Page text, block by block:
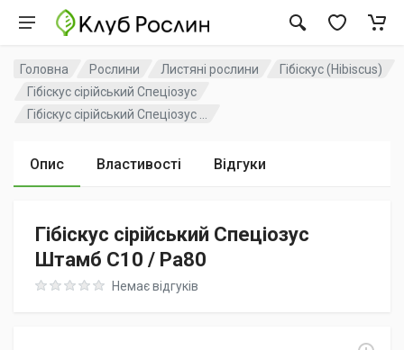
Головна Рослини Листяні рослини
Гібіскус (Hibiscus)
Гібіскус сірійський Спеціозус
Гібіскус сірійський Спеціозус ...
Опис Властивості Відгуки
Гібіскус сірійський Спеціозус
Штамб C10 / Pa80
Rating: 0 out of 5Немає відгуків